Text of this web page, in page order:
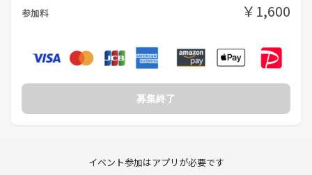
参加料 ￥1,600
募集終了
イベント参加はアプリが必要です